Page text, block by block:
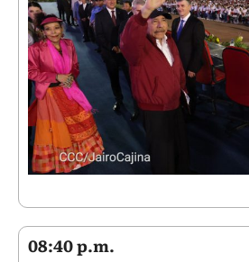
08:40 p.m.